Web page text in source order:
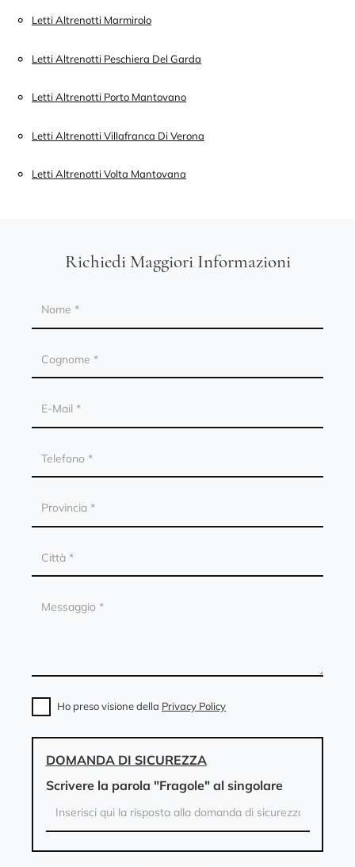
Letti Altrenotti Marmirolo
Letti Altrenotti Peschiera Del Garda
Letti Altrenotti Porto Mantovano
Letti Altrenotti Villafranca Di Verona
Letti Altrenotti Volta Mantovana
Richiedi Maggiori Informazioni
Ho preso visione della Privacy Policy
DOMANDA DI SICUREZZA
Scrivere la parola "Fragole" al singolare